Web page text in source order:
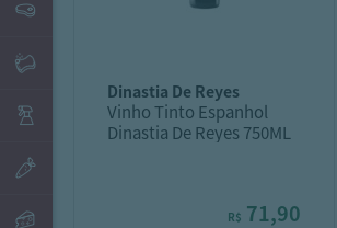
dinastia de reyes
Vinho Tinto Espanhol
Dinastia De Reyes 750ML
R$ 71,90